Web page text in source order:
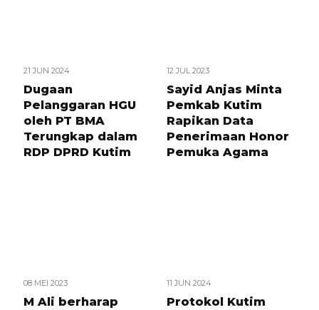
21 JUN 2024
Dugaan
Pelanggaran HGU
oleh PT BMA
Terungkap dalam
RDP DPRD Kutim
12 JUL 2023
Sayid Anjas Minta
Pemkab Kutim
Rapikan Data
Penerimaan Honor
Pemuka Agama
08 MEI 2023
M Ali berharap
11 JUN 2024
Protokol Kutim